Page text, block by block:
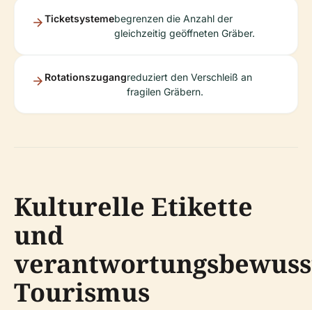
Ticketsystemebegrenzen die Anzahl der
gleichzeitig geöffneten Gräber.
Rotationszugangreduziert den Verschleiß an
fragilen Gräbern.
Kulturelle Etikette
und
Tourismus